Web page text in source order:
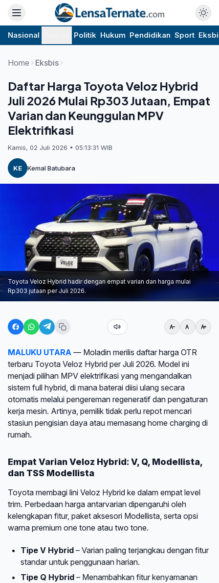
Nasional Politik Hukum Pendidikan Sport
Home Eksbis
Daftar Harga Toyota Veloz Hybrid
Juli 2026 Mulai Rp303 Jutaan, Empat
Varian dan Keunggulan MPV
Elektrifikasi
Kamis, 02 Juli 2026 • 05:13:31 WIB
KE Kemal Batubara
Toyota Veloz Hybrid hadir dengan empat varian dan harga mulai
Rp303 jutaan per Juli 2026.
MALUKU UTARA — Moladin merilis daftar harga OTR
terbaru Toyota Veloz Hybrid per Juli 2026. Model ini
menjadi pilihan MPV elektrifikasi yang mengandalkan
sistem full hybrid, di mana baterai diisi ulang secara
otomatis melalui pengereman regeneratif dan pengaturan
kerja mesin. Artinya, pemilik tidak perlu repot mencari
stasiun pengisian daya atau memasang home charging di
rumah.
Empat Varian Veloz Hybrid: V, Q, Modellista,
dan TSS Modellista
Toyota membagi lini Veloz Hybrid ke dalam empat level
trim. Perbedaan harga antarvarian dipengaruhi oleh
kelengkapan fitur, paket aksesori Modellista, serta opsi
warna premium one tone atau two tone.
Tipe V Hybrid– Varian paling terjangkau dengan fitur
standar untuk penggunaan harian.
Tipe Q Hybrid– Menambahkan fitur kenyamanan